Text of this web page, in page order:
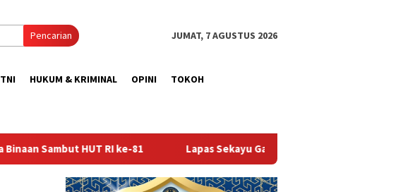
Pencarian JUMAT, 7 AGUSTUS 2026
TNI HUKUM & KRIMINAL OPINI TOKOH
Lapas Sekayu Gandeng Kwarcab Muba Berikan Materi Dasar Kepramukaan ke